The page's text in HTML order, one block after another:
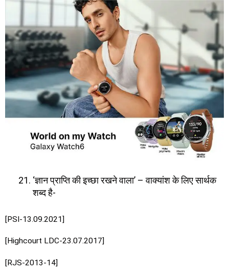
‘ज्ञान प्राप्ति की इच्छा रखने वाला’ – वाक्यांश के लिए सार्थक
शब्द है-
[PSI-13.09.2021]
[Highcourt LDC-23.07.2017]
[RJS-2013-14]